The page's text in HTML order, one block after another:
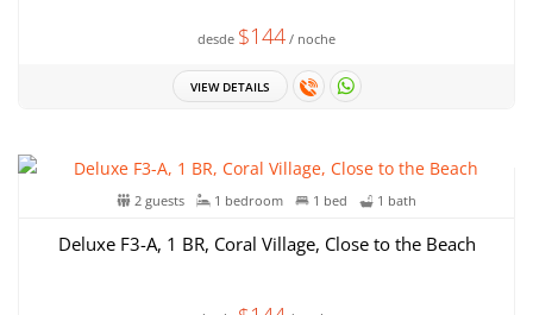
desde $144 / noche
VIEW DETAILS
2 guests 1 bedroom 1 bed 1 bath
Deluxe F3-A, 1 BR, Coral Village, Close to the Beach